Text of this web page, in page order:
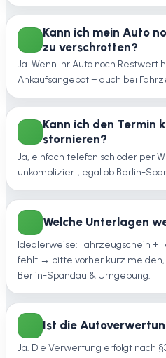
Kann ich mein Auto
zu verschrotten?
Ja. Wenn Ihr Auto noch Restwert
Ankaufsangebot – auch bei
Kann ich den Termin
stornieren?
Ja, einfach telefonisch oder per
unkompliziert, egal ob Berlin-
Welche Unterlagen
Idealerweise: Fahrzeugschein +
fehlt → bitte vorher kurz melden,
Berlin-Spandau & Umgebung.
Ist die
Ja. Die Verwertung erfolgt nach